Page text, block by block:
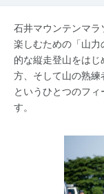
石井マウンテンマラ
楽しむための「山
的な縦走登山をは
方、そして山の熟練
というひとつのフ
す。